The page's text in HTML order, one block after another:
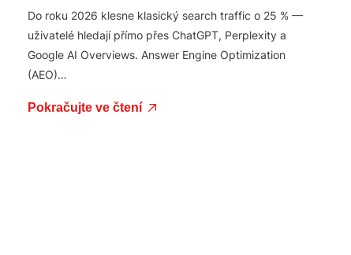
Do roku 2026 klesne klasický search traffic o 25 % —
uživatelé hledají přímo přes ChatGPT, Perplexity a
Google AI Overviews. Answer Engine Optimization
(AEO)…
Pokračujte ve čtení